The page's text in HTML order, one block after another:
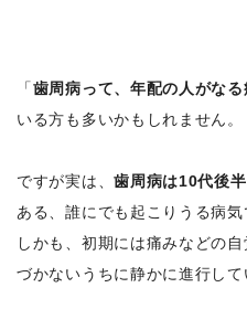
「歯周病って、年配の人がなる
いる方も多いかもしれません。
ですが実は、歯周病は10代後半
ある、誰にでも起こりうる病気
しかも、初期には痛みなどの
づかないうちに静かに進行して